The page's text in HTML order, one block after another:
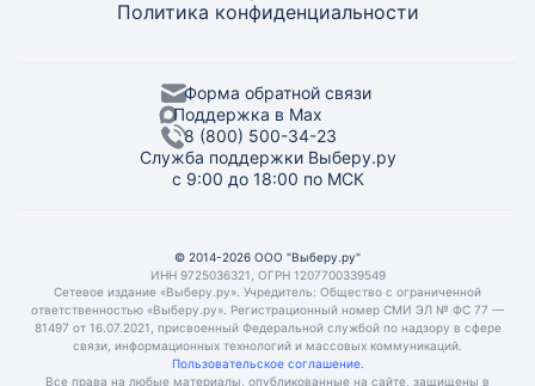
Политика конфиденциальности
Форма обратной связи
Поддержка в Max
8 (800) 500-34-23
Служба поддержки Выберу.ру
с 9:00 до 18:00 по МСК
© 2014-2026 ООО "Выберу.ру"
ИНН 9725036321, ОГРН 1207700339549
Сетевое издание «Выберу.ру». Учредитель: Общество с ограниченной
ответственностью «Выберу.ру». Регистрационный номер СМИ ЭЛ № ФС 77 —
81497 от 16.07.2021, присвоенный Федеральной службой по надзору в сфере
связи, информационных технологий и массовых коммуникаций.
Пользовательское соглашение.
Все права на любые материалы, опубликованные на сайте, защищены в